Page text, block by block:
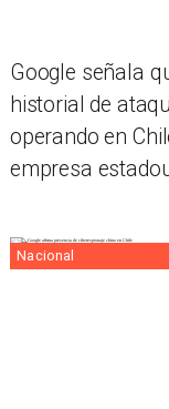
Google señala
historial de
operando en
empresa
Nacional